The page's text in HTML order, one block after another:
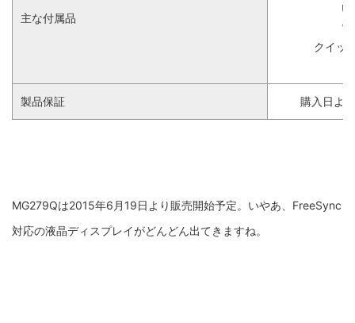
主な付属品
クイッ
製品保証 購入日よ
MG279Qは2015年6月19日より販売開始予定。いやあ、FreeSync
対応の液晶ディスプレイがどんどん出てきますね。